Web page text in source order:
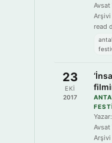
Avsat
Arşivi
read
23
EKI
2017
Avsat
Arşivi